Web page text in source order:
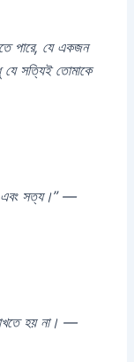
পারে, যে একজন
সত্যিই তোমাকে
এবং সত্য।” —
হয় না। —